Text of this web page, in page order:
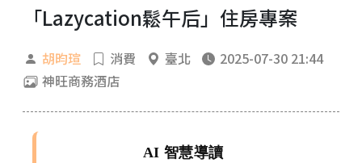
「Lazycation鬆午后」住房專案
胡昀瑄 消費 臺北
2025-07-30 21:44
神旺商務酒店
AI 智慧導讀